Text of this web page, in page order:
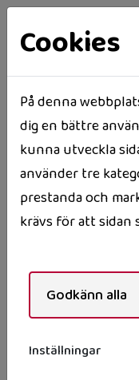
Hem För
TV och
TV-utbudet som
Vid problem med
support på 90 200.
Cookies
På denna
dig en bättre
kunna utveckla
använder tre
prestanda och
krävs för att sidan
Godkänn alla
Inställningar